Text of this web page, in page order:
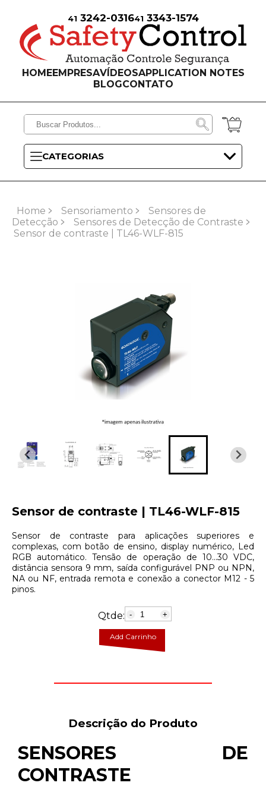
41 3242-031641 3343-1574
HOMEEMPRESAVÍDEOSAPPLICATION NOTES
BLOGCONTATO
CATEGORIAS
Home Sensoriamento
Sensores de
Detecção
Sensores de Detecção de Contraste
Sensor de contraste | TL46-WLF-815
Sensor de contraste | TL46-WLF-815
Sensor de contraste para aplicações superiores e
complexas, com botão de ensino, display numérico, Led
RGB automático. Tensão de operação de 10...30 VDC,
distância sensora 9 mm, saída configurável PNP ou NPN,
NA ou NF, entrada remota e conexão a conector M12 - 5
pinos.
Qtde: - +
Add Carrinho
Descrição do Produto
SENSORES DE
CONTRASTE